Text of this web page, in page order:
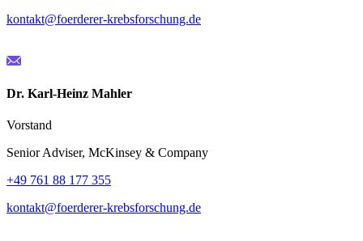
kontakt@foerderer-krebsforschung.de
Dr. Karl-Heinz Mahler
Vorstand
Senior Adviser, McKinsey & Company
+49 761 88 177 355
kontakt@foerderer-krebsforschung.de